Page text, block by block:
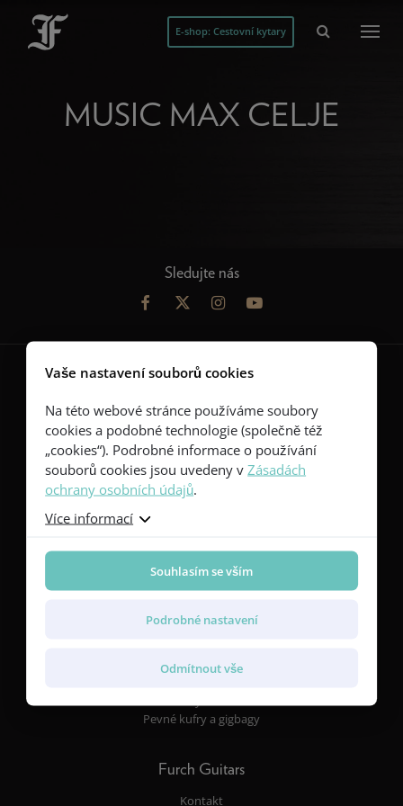
E-shop: Cestovní kytary
MUSIC MAX CELJE
Sledujte nás
Kytary
Red Series
Yellow Series
Green Series
Blue Series
Vlastnosti
Tvary těla a rozměry
Dřeva
Povrchové úpravy
Furch CNR System® Active
Pevné kufry a gigbagy
Furch Guitars
Kontakt
Vaše nastavení souborů cookies
Na této webové stránce používáme soubory
cookies a podobné technologie (společně též
„cookies“). Podrobné informace o používání
souborů cookies jsou uvedeny vZásadách
ochrany osobních údajů.
Více informací
Souhlasím se vším
Podrobné nastavení
Odmítnout vše